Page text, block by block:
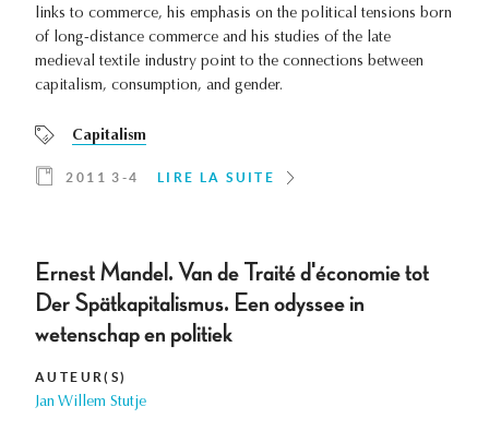
links to commerce, his emphasis on the political tensions born
of long-distance commerce and his studies of the late
medieval textile industry point to the connections between
capitalism, consumption, and gender.
Capitalism
2011 3-4 LIRE LA SUITE
Ernest Mandel. Van de Traité d'économie tot
Der Spätkapitalismus. Een odyssee in
wetenschap en politiek
AUTEUR(S)
Jan Willem Stutje